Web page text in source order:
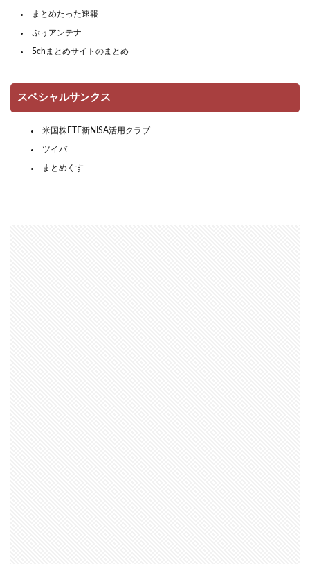
まとめたった速報
ぷぅアンテナ
5chまとめサイトのまとめ
スペシャルサンクス
米国株ETF新NISA活用クラブ
ツイバ
まとめくす